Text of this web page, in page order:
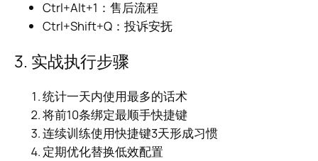
Ctrl+Alt+1：售后流程
Ctrl+Shift+Q：投诉安抚
3. 实战执行步骤
统计一天内使用最多的话术
将前10条绑定最顺手快捷键
连续训练使用快捷键3天形成习惯
定期优化替换低效配置